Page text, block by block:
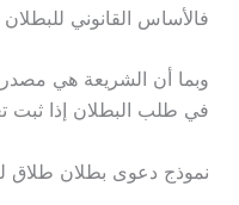
فالأساس القانوني
وبما أن الشريعة هي
في طلب البطلان إذا ثبت
نموذج دعوى بطلان طلاق